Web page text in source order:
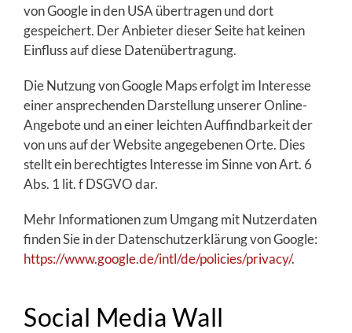
von Google in den USA übertragen und dort
gespeichert. Der Anbieter dieser Seite hat keinen
Einfluss auf diese Datenübertragung.
Die Nutzung von Google Maps erfolgt im Interesse
einer ansprechenden Darstellung unserer Online-
Angebote und an einer leichten Auffindbarkeit der
von uns auf der Website angegebenen Orte. Dies
stellt ein berechtigtes Interesse im Sinne von Art. 6
Abs. 1 lit. f DSGVO dar.
Mehr Informationen zum Umgang mit Nutzerdaten
finden Sie in der Datenschutzerklärung von Google:
https://www.google.de/intl/de/policies/privacy/.
Social Media Wall